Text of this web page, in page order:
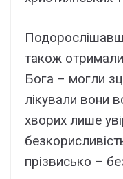
також
Бога – могли
лікували вони
хворих лише
прізвисько –